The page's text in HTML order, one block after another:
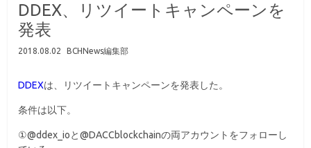
DDEX、リツイートキャンペーンを
発表
2018.08.02 BCHNews編集部
DDEXは、リツイートキャンペーンを発表した。
条件は以下。
①@ddex_ioと@DACCblockchainの両アカウントをフォローし